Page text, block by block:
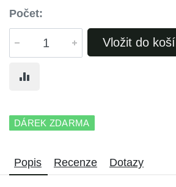
Počet:
Vložit do
DÁREK ZDARMA
Popis Recenze Dotazy